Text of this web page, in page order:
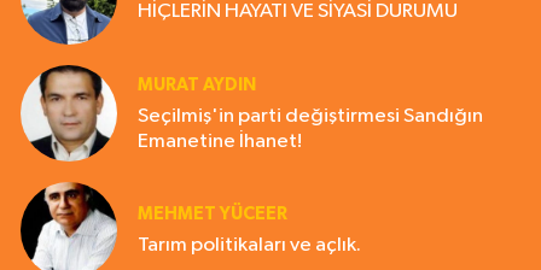
HİÇLERİN HAYATI VE SİYASİ DURUMU
MURAT AYDIN
Seçilmiş'in parti değiştirmesi Sandığın
Emanetine İhanet!
MEHMET YÜCEER
Tarım politikaları ve açlık.